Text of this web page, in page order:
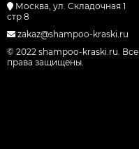
Москва, ул. Складочная 1
стр 8
zakaz@shampoo-kraski.ru
© 2022 shampoo-kraski.ru. Все
права защищены.